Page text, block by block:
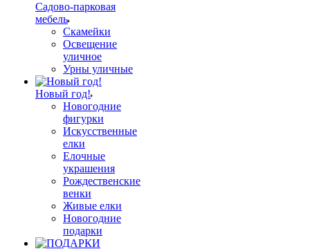
Садово-парковая
мебель
Скамейки
Освещение
уличное
Урны уличные
Новый год!
Новогодние
фигурки
Искусственные
елки
Елочные
украшения
Рождественские
венки
Живые елки
Новогодние
подарки